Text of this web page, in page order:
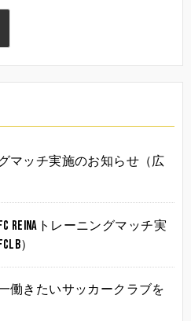
マッチ実施のお知らせ（広
Reinaトレーニングマッチ実
）
働きたいサッカークラブを